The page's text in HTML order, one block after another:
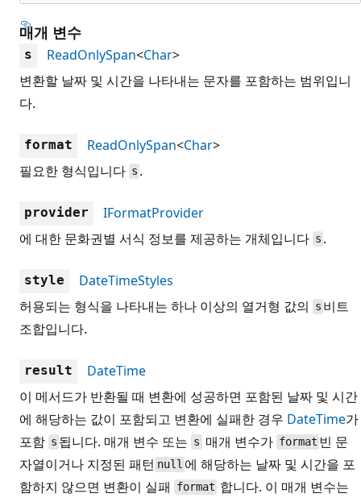
매개 변수
s ReadOnlySpan<Char>
변환할 날짜 및 시간을 나타내는 문자를 포함하는 범위입니
다.
format ReadOnlySpan<Char>
필요한 형식입니다 s .
provider
IFormatProvider
에 대한 문화권별 서식 정보를 제공하는 개체입니다 s .
style
DateTimeStyles
허용되는 형식을 나타내는 하나 이상의 열거형 값의
s 비트
조합입니다.
result
DateTime
이 메서드가 반환될 때 변환에 성공하면 포함된 날짜 및 시간
에 해당하는 값이 포함되고 변환에 실패한 경우 DateTime가
포함 s 됩니다. 매개 변수 또는 s 매개 변수가 format 빈 문
자열이거나 지정된 패턴 null 에 해당하는 날짜 및 시간을 포
함하지 않으면 변환이 실패
format 합니다. 이 매개 변수는